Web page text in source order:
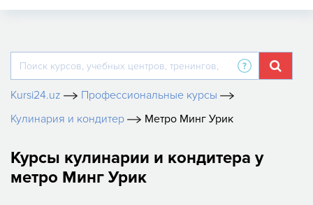
Kursi24.uz
Профессиональные курсы
Кулинария и кондитер
Метро Минг Урик
Курсы кулинарии и кондитера у
метро Минг Урик